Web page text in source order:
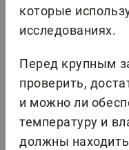
которые
исследованиях.
Перед крупным
проверить,
и можно ли
температуру и
должны